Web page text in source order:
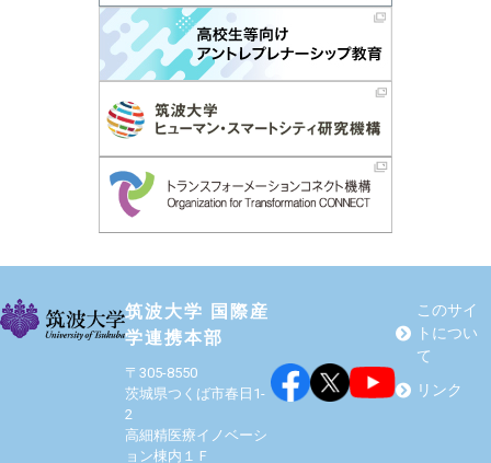
筑波大学 国際産
学連携本部
〒305-8550
茨城県つくば市春日1-
2
高細精医療イノベーシ
ョン棟内１Ｆ
このサイ
トについ
て
リンク